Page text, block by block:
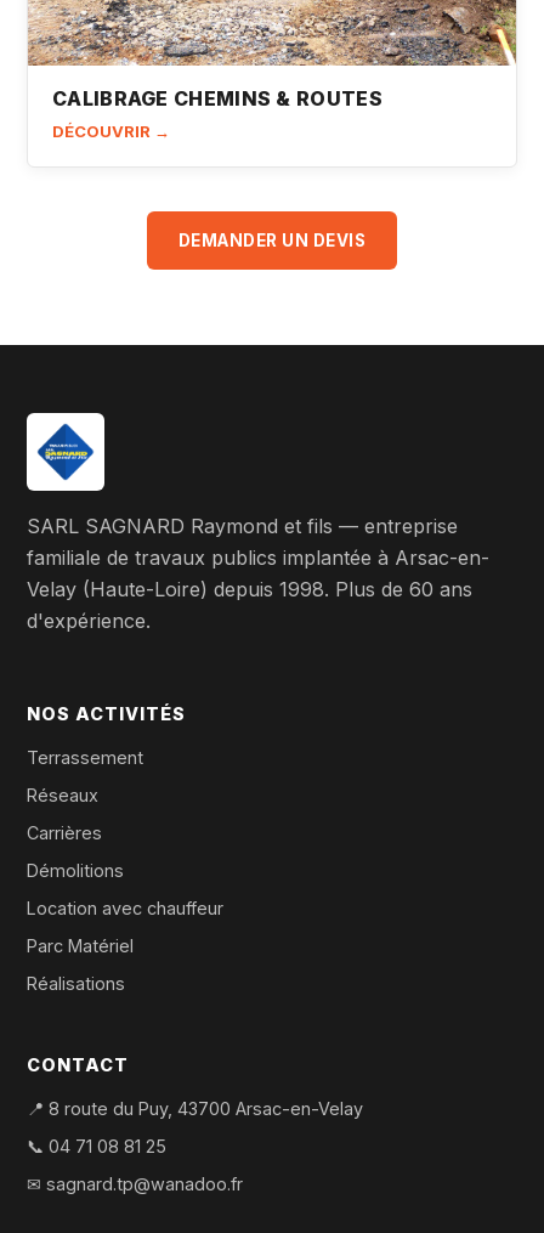
CALIBRAGE CHEMINS & ROUTES
DÉCOUVRIR →
DEMANDER UN DEVIS
SARL SAGNARD Raymond et fils — entreprise
familiale de travaux publics implantée à Arsac-en-
Velay (Haute-Loire) depuis 1998. Plus de 60 ans
d'expérience.
NOS ACTIVITÉS
Terrassement
Réseaux
Carrières
Démolitions
Location avec chauffeur
Parc Matériel
Réalisations
CONTACT
📍 8 route du Puy, 43700 Arsac-en-Velay
📞 04 71 08 81 25
✉ sagnard.tp@wanadoo.fr